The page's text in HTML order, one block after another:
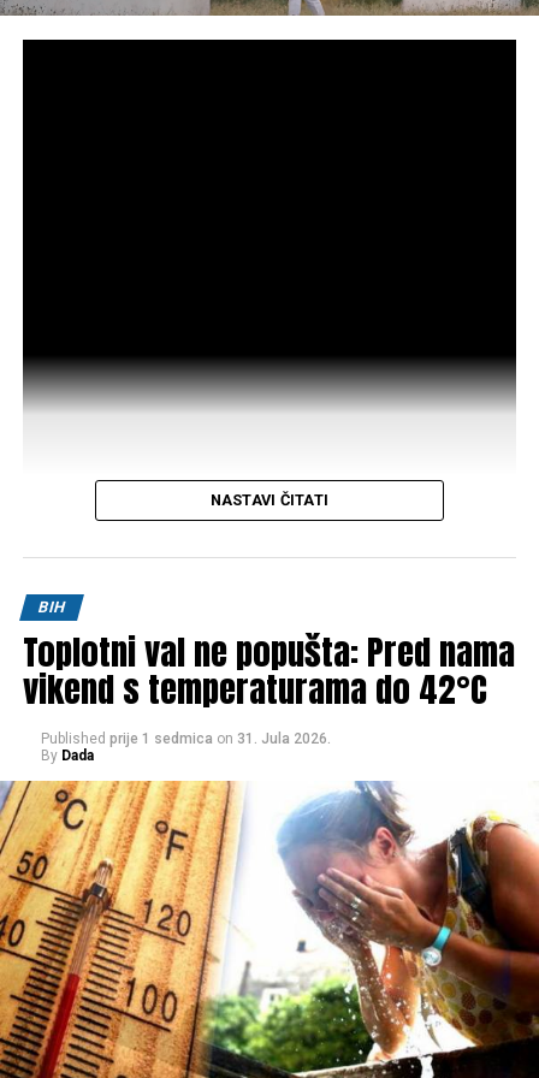
Tweet Share
Mail
NASTAVI ČITATI
BIH
Toplotni val ne popušta: Pred nama
vikend s temperaturama do 42°C
Published prije 1 sedmica on 31. Jula 2026.
By Dada